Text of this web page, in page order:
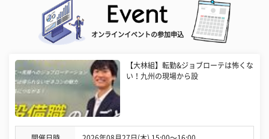
オンラインイベントの参加申込
【大林組】転勤&ジョブローテは怖くな
い！九州の現場から設
開催日時 2026年08月27日(木) 15:00〜16:00